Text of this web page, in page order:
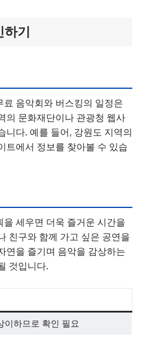
기
음악회와 버스킹의 일정은
의 문화재단이나 관광청 웹사
니다. 예를 들어, 강원도 지역의
트에서 정보를 찾아볼 수 있습
세우면 더욱 즐거운 시간을
친구와 함께 가고 싶은 공연을
연을 즐기며 음악을 감상하는
것입니다.
이하므로 확인 필요